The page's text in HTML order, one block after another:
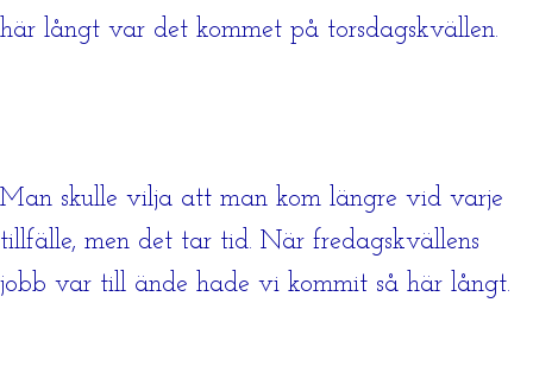
här långt var det kommet på torsdagskvällen.
Man skulle vilja att man kom längre vid varje
tillfälle, men det tar tid. När fredagskvällens
jobb var till ände hade vi kommit så här långt.